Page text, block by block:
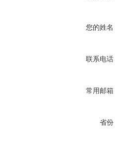
您的姓名
联系电话
常用邮箱
省份